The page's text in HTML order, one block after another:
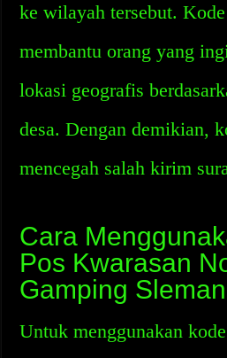
ke wilayah tersebut.
membantu orang yang
lokasi geografis
desa. Dengan demikian,
mencegah salah kirim
Cara
Pos Kwarasan
Gamping Sleman
Untuk menggunakan